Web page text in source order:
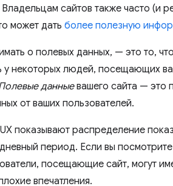
Владельцам сайтов также часто (и
может дать более полезную
о полевых данных, — это то,
у некоторых людей, посещающих
данныевашего сайта — это
от ваших пользователей.
показывают распределение
период. Если вы
посещающие сайт, могут
впечатления.